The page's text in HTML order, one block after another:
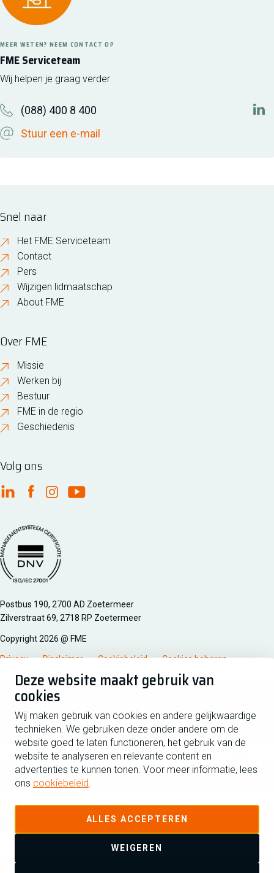
Deze website maakt gebruik van
cookies
Wij maken gebruik van cookies en andere gelijkwaardige
technieken. We gebruiken deze onder andere om de
website goed te laten functioneren, het gebruik van de
website te analyseren en relevante content en
advertenties te kunnen tonen. Voor meer informatie, lees
ons cookiebeleid.
ALLES ACCEPTEREN
WEIGEREN
FME Serviceteam
MEER WETEN? NEEM CONTACT OP
Wij helpen je graag verder
(088) 400 8 400
Stuur een e-mail
Snel naar
Het FME Serviceteam
Contact
Pers
Wijzigen lidmaatschap
About FME
Over FME
Missie
Werken bij
Bestuur
FME in de regio
Geschiedenis
Volg ons
FME Linkedin
FME Facebook
FME Instagram
FME Youtube
Managementsyteem certificatie DNV iso/iec 27001
Postbus 190, 2700 AD Zoetermeer
Zilverstraat 69, 2718 RP Zoetermeer
Copyright 2026 @ FME
Privacy Disclaimer Cookiebeleid Cookies beheren
Schrijf je in voor de nieuwsbrief
Voornaam
Achternaam